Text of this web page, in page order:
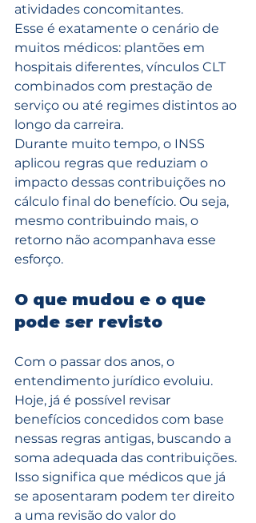
atividades concomitantes.
Esse é exatamente o cenário de
muitos médicos: plantões em
hospitais diferentes, vínculos CLT
combinados com prestação de
serviço ou até regimes distintos ao
longo da carreira.
Durante muito tempo, o INSS
aplicou regras que reduziam o
impacto dessas contribuições no
cálculo final do benefício. Ou seja,
mesmo contribuindo mais, o
retorno não acompanhava esse
esforço.
O que mudou e o que
pode ser revisto
Com o passar dos anos, o
entendimento jurídico evoluiu.
Hoje, já é possível revisar
benefícios concedidos com base
nessas regras antigas, buscando a
soma adequada das contribuições.
Isso significa que médicos que já
se aposentaram podem ter direito
a uma revisão do valor do